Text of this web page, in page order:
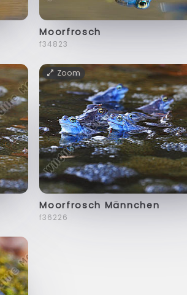
Moorfrosch
f34823
Zoom
Moorfrosch Männchen
f36226